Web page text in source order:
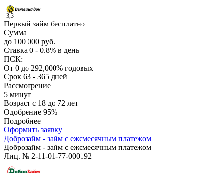
3,3
Первый займ бесплатно
Сумма
до 100 000 руб.
Ставка 0 - 0.8% в день
ПСК:
От 0 до 292,000% годовых
Срок 63 - 365 дней
Рассмотрение
5 минут
Возраст с 18 до 72 лет
Одобрение 95%
Подробнее
Оформить заявку
Доброзайм - займ с ежемесячным платежом
Доброзайм - займ с ежемесячным платежом
Лиц. № 2-11-01-77-000192